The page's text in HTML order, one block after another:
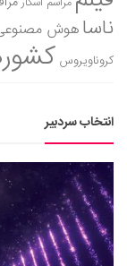
ناساهوش
کروناویروس
انتخاب سردبیر